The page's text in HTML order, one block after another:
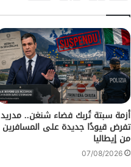
أزمة سبتة تُربك فضاء شنغن.. مدريد
تفرض قيودًا جديدة على المسافرين
من إيطاليا
07/08/2026